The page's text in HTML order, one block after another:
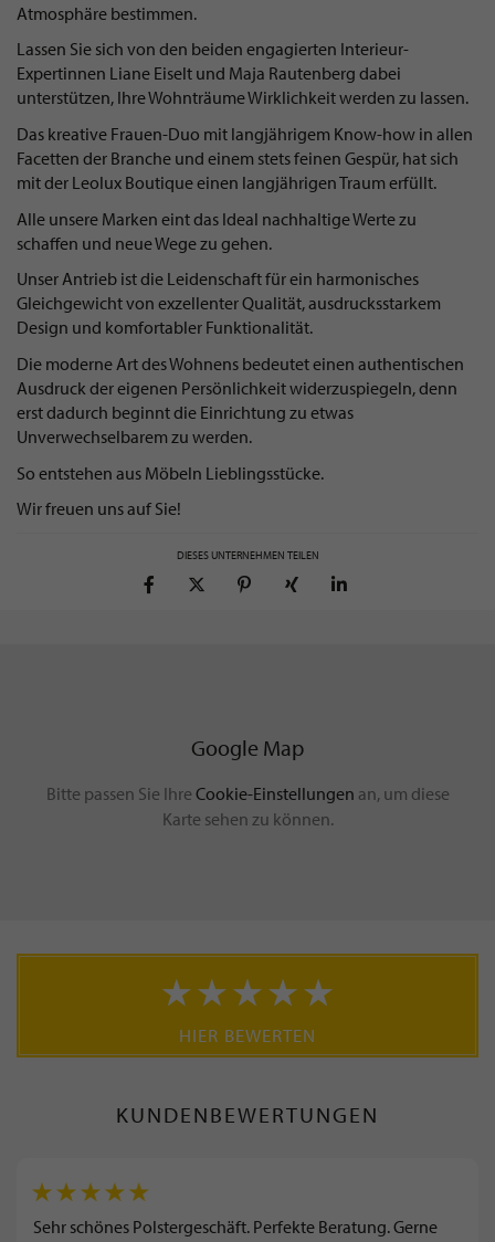
Atmosphäre bestimmen.
Lassen Sie sich von den beiden engagierten Interieur-
Expertinnen Liane Eiselt und Maja Rautenberg dabei
unterstützen, Ihre Wohnträume Wirklichkeit werden zu lassen.
Das kreative Frauen-Duo mit langjährigem Know-how in allen
Facetten der Branche und einem stets feinen Gespür, hat sich
mit der Leolux Boutique einen langjährigen Traum erfüllt.
Alle unsere Marken eint das Ideal nachhaltige Werte zu
schaffen und neue Wege zu gehen.
Unser Antrieb ist die Leidenschaft für ein harmonisches
Gleichgewicht von exzellenter Qualität, ausdrucksstarkem
Design und komfortabler Funktionalität.
Die moderne Art des Wohnens bedeutet einen authentischen
Ausdruck der eigenen Persönlichkeit widerzuspiegeln, denn
erst dadurch beginnt die Einrichtung zu etwas
Unverwechselbarem zu werden.
So entstehen aus Möbeln Lieblingsstücke.
Wir freuen uns auf Sie!
DIESES UNTERNEHMEN TEILEN
Google Map
Bitte passen Sie Ihre Cookie-Einstellungen an, um diese
Karte sehen zu können.
HIER BEWERTEN
KUNDENBEWERTUNGEN
Sehr schönes Polstergeschäft. Perfekte Beratung. Gerne